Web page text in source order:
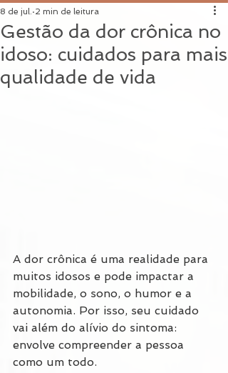
Gestão da dor crônica no
idoso: cuidados para mais
qualidade de vida
8 de jul. 2 min de leitura
A dor crônica é uma realidade para
muitos idosos e pode impactar a
mobilidade, o sono, o humor e a
autonomia. Por isso, seu cuidado
vai além do alívio do sintoma:
envolve compreender a pessoa
como um todo.